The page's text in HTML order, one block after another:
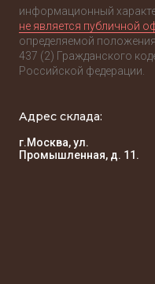
информационный
не является публичной
определяемой
437 (2) Гражданского
Российской федерации.
Адрес склада:
г.Москва, ул.
Промышленная, д. 11.